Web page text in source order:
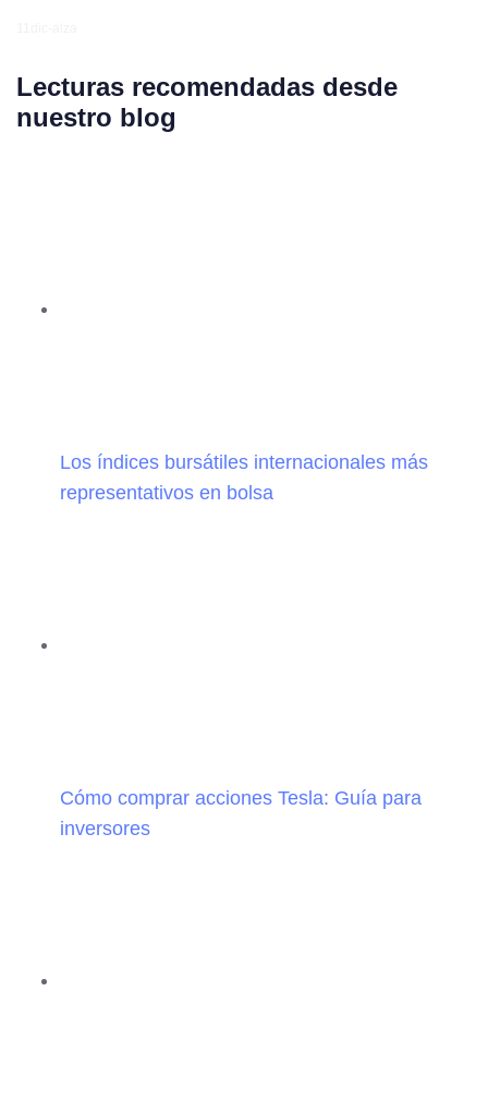
Lecturas recomendadas desde
nuestro blog
Los índices bursátiles internacionales más
representativos en bolsa
Cómo comprar acciones Tesla: Guía para
inversores